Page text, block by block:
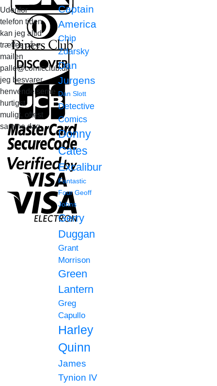
Udenfor
telefon tiden
kan jeg altid
træffes på e-
mailen
palle@comicclub.dk
jeg besvarer
henvendelserne
hurtigst
muligt, oftest
samme dag.
Captain
America
Chip
Zdarsky
Dan
Jurgens
Dan Slott
Detective
Comics
Donny
Cates
Excalibur
Fantastic
Four Geoff
Johns
Gerry
Duggan
Grant
Morrison
Green
Lantern
Greg
Capullo
Harley
Quinn
James
Tynion IV